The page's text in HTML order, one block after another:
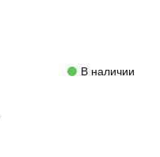
В наличии